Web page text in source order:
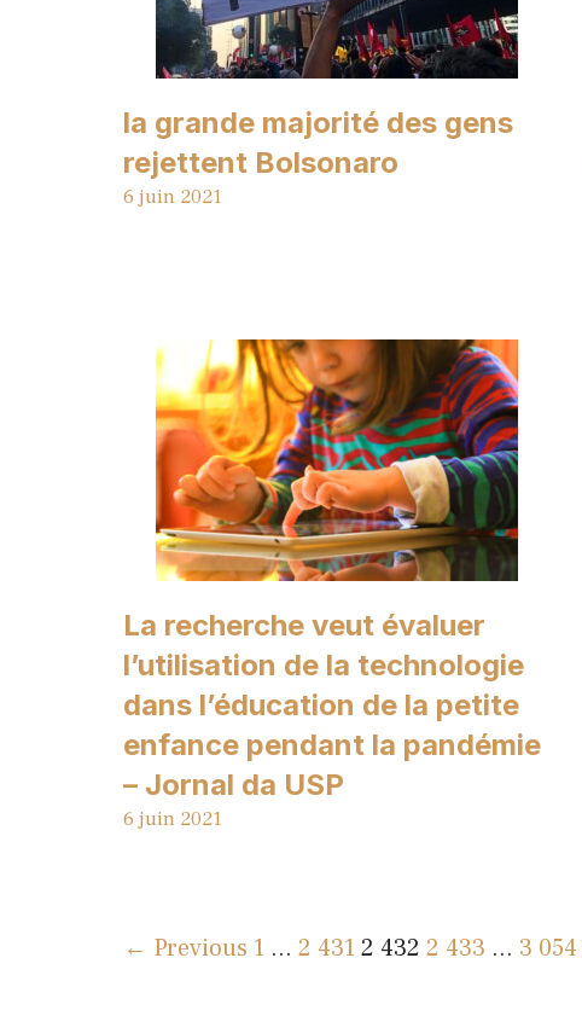
la grande majorité des gens
rejettent Bolsonaro
6 juin 2021
La recherche veut évaluer
l’utilisation de la technologie
dans l’éducation de la petite
enfance pendant la pandémie
– Jornal da USP
6 juin 2021
← Previous 1 … 2 431 2 432 2 433 … 3 054